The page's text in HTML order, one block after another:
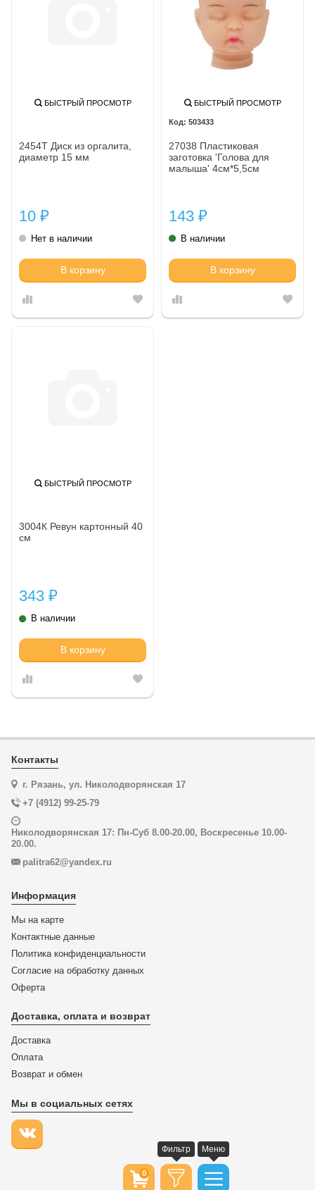
БЫСТРЫЙ ПРОСМОТР
2454Т Диск из оргалита,
диаметр 15 мм
10 ₽
Нет в наличии
В корзину
БЫСТРЫЙ ПРОСМОТР
503433
27038 Пластиковая
заготовка 'Голова для
малыша' 4см*5,5см
143 ₽
В наличии
В корзину
БЫСТРЫЙ ПРОСМОТР
3004К Ревун картонный 40
см
343 ₽
В наличии
В корзину
Контакты
г. Рязань, ул. Николодворянская 17
+7 (4912) 99-25-79
Николодворянская 17: Пн-Суб 8.00-20.00, Воскресенье 10.00-
20.00.
palitra62@yandex.ru
Информация
Мы на карте
Контактные данные
Политика конфиденциальности
Согласие на обработку данных
Оферта
Доставка, оплата и возврат
Доставка
Оплата
Возврат и обмен
Мы в социальных сетях
0
Фильтр Меню